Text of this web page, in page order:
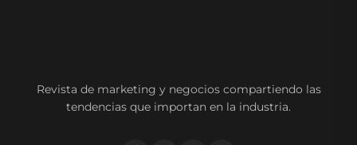
Revista de marketing y negocios compartiendo las
tendencias que importan en la industria.